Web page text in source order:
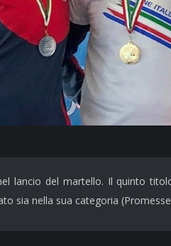
lancio del martello. Il quinto
sia nella sua categoria